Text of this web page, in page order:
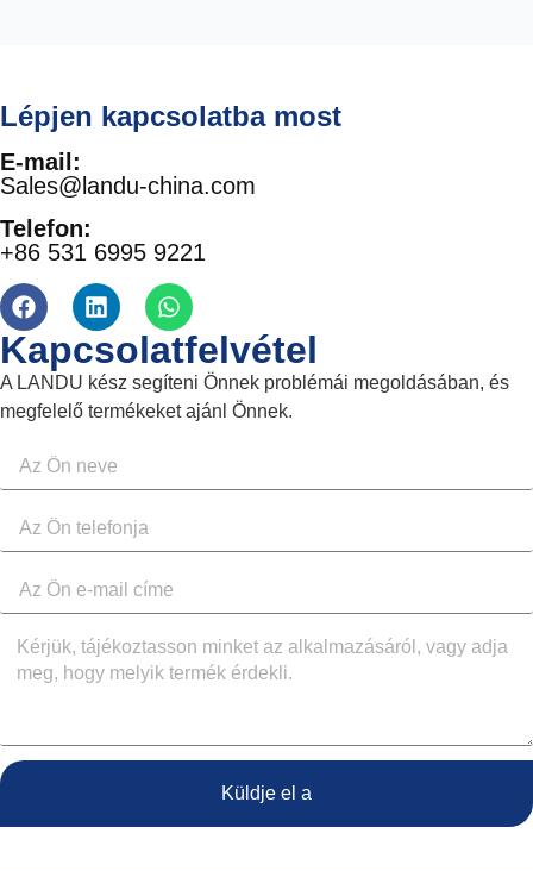
Lépjen kapcsolatba most
E-mail:
Sales@landu-china.com
Telefon:
+86 531 6995 9221
Kapcsolatfelvétel
A LANDU kész segíteni Önnek problémái megoldásában, és
megfelelő termékeket ajánl Önnek.
Küldje el a